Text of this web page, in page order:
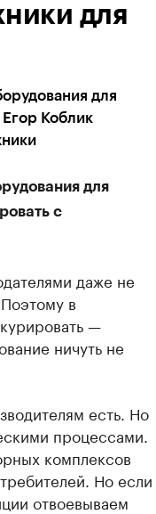
для
для
Коблик
для
с
даже не
в
—
ничуть не
есть. Но
процессами.
комплексов
Но если
отвоевываем